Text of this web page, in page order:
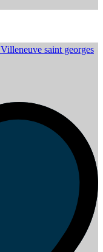
Villeneuve saint georges